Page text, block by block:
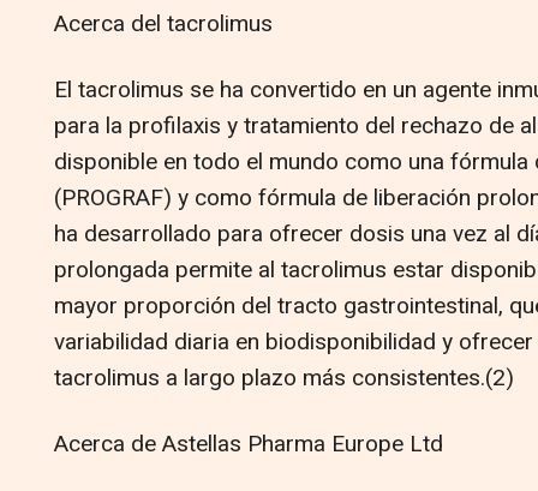
Acerca del tacrolimus
El tacrolimus se ha convertido en un agente
para la profilaxis y tratamiento del rechazo de
disponible en todo el mundo como una fórmula
(PROGRAF) y como fórmula de liberación
ha desarrollado para ofrecer dosis una vez al
prolongada permite al tacrolimus estar
mayor proporción del tracto gastrointestinal,
variabilidad diaria en biodisponibilidad y
tacrolimus a largo plazo más consistentes.(2)
Acerca de Astellas Pharma Europe Ltd